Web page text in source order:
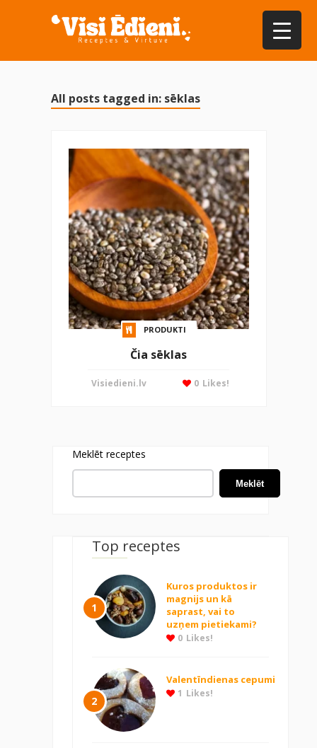
All posts tagged in: sēklas
PRODUKTI
Čia sēklas
Visiedieni.lv Likes!
0
Meklēt receptes
Meklēt
Top receptes
1
Kuros produktos ir
magnijs un kā
saprast, vai to
uzņem pietiekami?
0 Likes!
2
Valentīndienas cepumi
1 Likes!